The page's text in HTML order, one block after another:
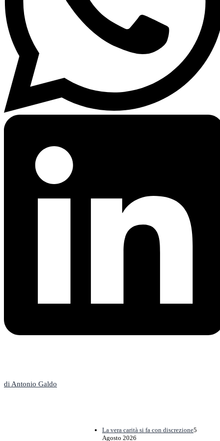
di Antonio Galdo
La vera carità si fa con discrezione5
Agosto 2026